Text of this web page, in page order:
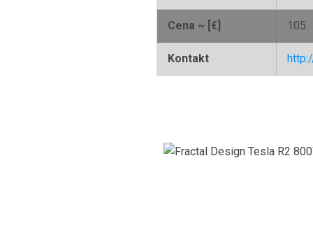
Cena ~ [€] 105
Kontakt